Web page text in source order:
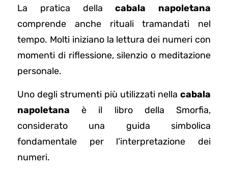
La pratica dellacabala napoletana
comprende anche rituali tramandati nel
tempo. Molti iniziano la lettura dei numeri con
momenti di riflessione, silenzio o meditazione
personale.
Uno degli strumenti più utilizzati nella cabala
napoletana è il libro della Smorfia,
considerato una guida simbolica
fondamentale per l’interpretazione dei
numeri.